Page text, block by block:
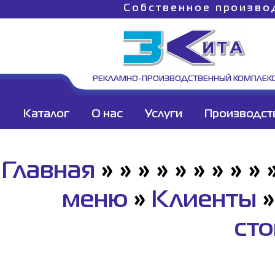
Собственное
РЕКЛАМНО-ПРОИЗВОДСТВЕННЫЙ
Каталог О нас Услуги
Главная » » » » » » » » »
меню » Клиенты